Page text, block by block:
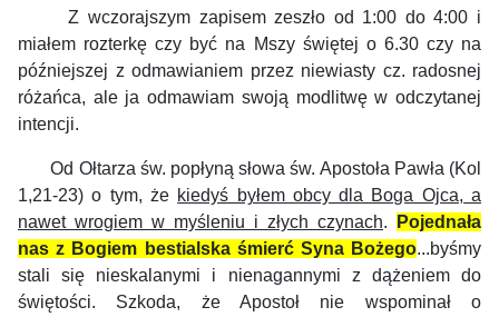
Z wczorajszym zapisem zeszło od 1:00 do 4:00 i
miałem rozterkę czy być na Mszy świętej o 6.30 czy na
późniejszej z odmawianiem przez niewiasty cz. radosnej
różańca, ale ja odmawiam swoją modlitwę w odczytanej
intencji.
Od Ołtarza św. popłyną słowa św. Apostoła Pawła (Kol
1,21-23) o tym, że kiedyś byłem obcy dla Boga Ojca, a
nawet wrogiem w myśleniu i złych czynach.
Pojednała
nas z Bogiem bestialska śmierć Syna Bożego...byśmy
stali się nieskalanymi i nienagannymi z dążeniem do
świętości. Szkoda, że Apostoł nie wspominał o